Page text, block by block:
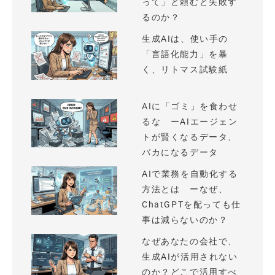
って」と頼むと失敗す
るのか？
生成AIは、使い手の
「言語化能力」を暴
く、リトマス試験紙
AIに「ゴミ」を食わせ
るな ーAIエージェン
トが賢くなるデータ、
バカになるデータ
AIで業務を自動化する
方法とは ーなぜ、
ChatGPTを配っても仕
事は減らないのか？
なぜあなたの会社で、
生成AIが活用されない
のか？どこで活用すべ